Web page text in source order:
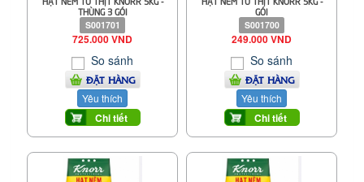
THÙNG 3 GÓI
S001701
725.000 VND
So sánh
ĐẶT HÀNG
Yêu thích
Chi tiết
GÓI
S001700
249.000 VND
So sánh
ĐẶT HÀNG
Yêu thích
Chi tiết